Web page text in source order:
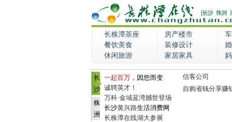
长株潭茶座 房产楼市
餐饮美食
装修设计
休闲旅游
家居家具
长
沙
株
洲
一起百万 ，因您而变
诚聘英才！
万科·金域蓝湾撼世登场
长沙黄兴路生活消费网
长株潭在线湖大参展
信客公司
自购省钱分享赚